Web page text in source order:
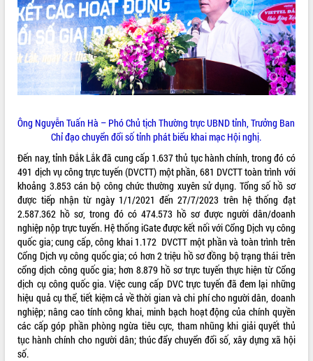
LIÊN KẾT WEB
THỐNG KÊ TRUY CẬP
37047
Tất cả:
66082370
Ông Nguyễn Tuấn Hà – Phó Chủ tịch Thường trực UBND tỉnh, Trưởng Ban
Chỉ đạo chuyển đổi số tỉnh phát biểu khai mạc Hội nghị.
Đến nay, tỉnh Đắk Lắk đã cung cấp 1.637 thủ tục hành chính, trong đó có
491 dịch vụ công trực tuyến (DVCTT) một phần, 681 DVCTT toàn trình với
khoảng 3.853 cán bộ công chức thường xuyên sử dụng. Tổng số hồ sơ
được tiếp nhận từ ngày 1/1/2021 đến 27/7/2023 trên hệ thống đạt
2.587.362 hồ sơ, trong đó có 474.573 hồ sơ được người dân/doanh
nghiệp nộp trực tuyến. Hệ thống iGate được kết nối với Cổng Dịch vụ công
quốc gia; cung cấp, công khai 1.172 DVCTT một phần và toàn trình trên
Cổng Dịch vụ công quốc gia; có hơn 2 triệu hồ sơ đồng bộ trạng thái trên
cổng dịch công quốc gia; hơn 8.879 hồ sơ trực tuyến thực hiện từ Cổng
dịch cụ công quốc gia. Việc cung cấp DVC trực tuyến đã đem lại những
hiệu quả cụ thể, tiết kiệm cả về thời gian và chi phí cho người dân, doanh
nghiệp; nâng cao tính công khai, minh bạch hoạt động của chính quyền
các cấp góp phần phòng ngừa tiêu cực, tham nhũng khi giải quyết thủ
tục hành chính cho người dân; thúc đẩy chuyển đổi số, xây dựng xã hội
số.